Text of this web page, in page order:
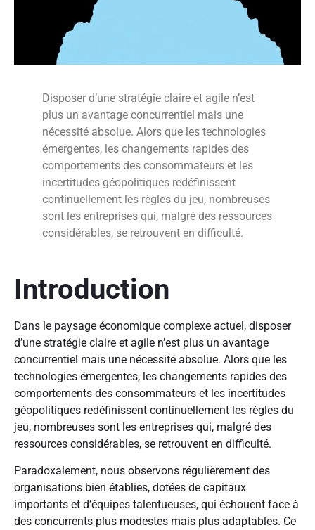
Disposer d’une stratégie claire et agile n’est
plus un avantage concurrentiel mais une
nécessité absolue. Alors que les technologies
émergentes, les changements rapides des
comportements des consommateurs et les
incertitudes géopolitiques redéfinissent
continuellement les règles du jeu, nombreuses
sont les entreprises qui, malgré des ressources
considérables, se retrouvent en difficulté.
Introduction
Dans le paysage économique complexe actuel, disposer
d’une stratégie claire et agile n’est plus un avantage
concurrentiel mais une nécessité absolue. Alors que les
technologies émergentes, les changements rapides des
comportements des consommateurs et les incertitudes
géopolitiques redéfinissent continuellement les règles du
jeu, nombreuses sont les entreprises qui, malgré des
ressources considérables, se retrouvent en difficulté.
Paradoxalement, nous observons régulièrement des
organisations bien établies, dotées de capitaux
importants et d’équipes talentueuses, qui échouent face à
des concurrents plus modestes mais plus adaptables. Ce